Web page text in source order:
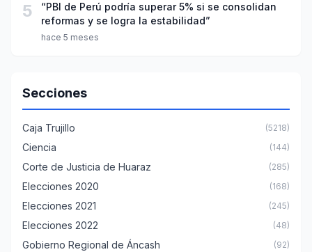
5
“PBI de Perú podría superar 5% si se consolidan
reformas y se logra la estabilidad”
hace 5 meses
Secciones
Caja Trujillo (5218)
Ciencia (144)
Corte de Justicia de Huaraz (285)
Elecciones 2020 (168)
Elecciones 2021 (245)
Elecciones 2022 (48)
Gobierno Regional de Áncash (92)